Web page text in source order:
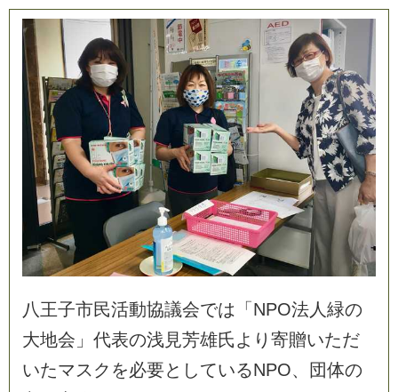
八王子市民活動協議会では 「 NPO法人緑の
大地会 」 代表の浅 見芳雄氏 よ り 寄贈いただ
いたマ ス ク を必要と しているNPO、 団体の